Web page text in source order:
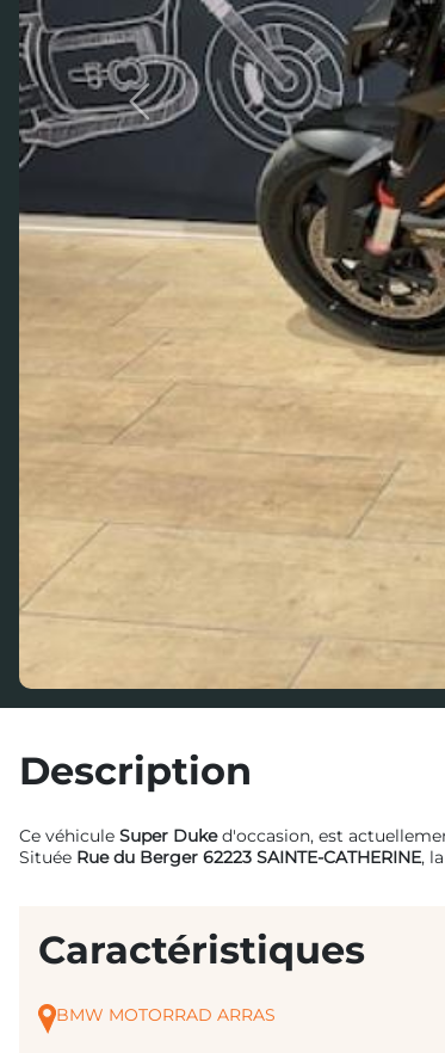
Previous
Description
Ce véhicule Super Duked'occasion, est
Située Rue du Berger 62223 SAINTE-CATHERINE,
Caractéristiques
BMW MOTORRAD ARRAS